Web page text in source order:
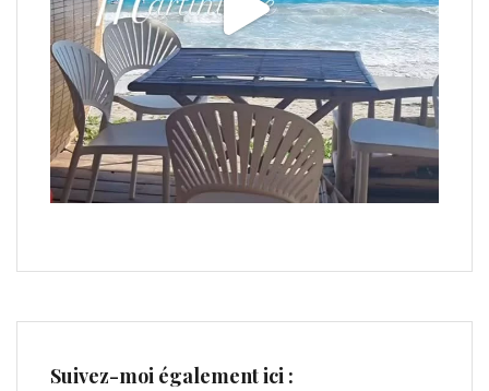
Suivez-moi également ici :